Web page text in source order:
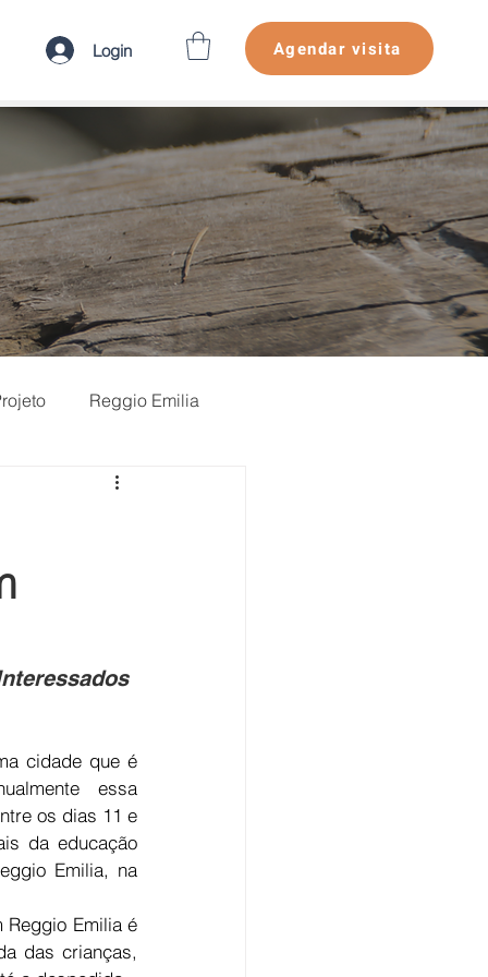
Login Agendar visita
Reggio Emilia
cidade que é
essa
os dias 11 e
da educação
Emilia, na
Reggio Emilia é
das crianças,